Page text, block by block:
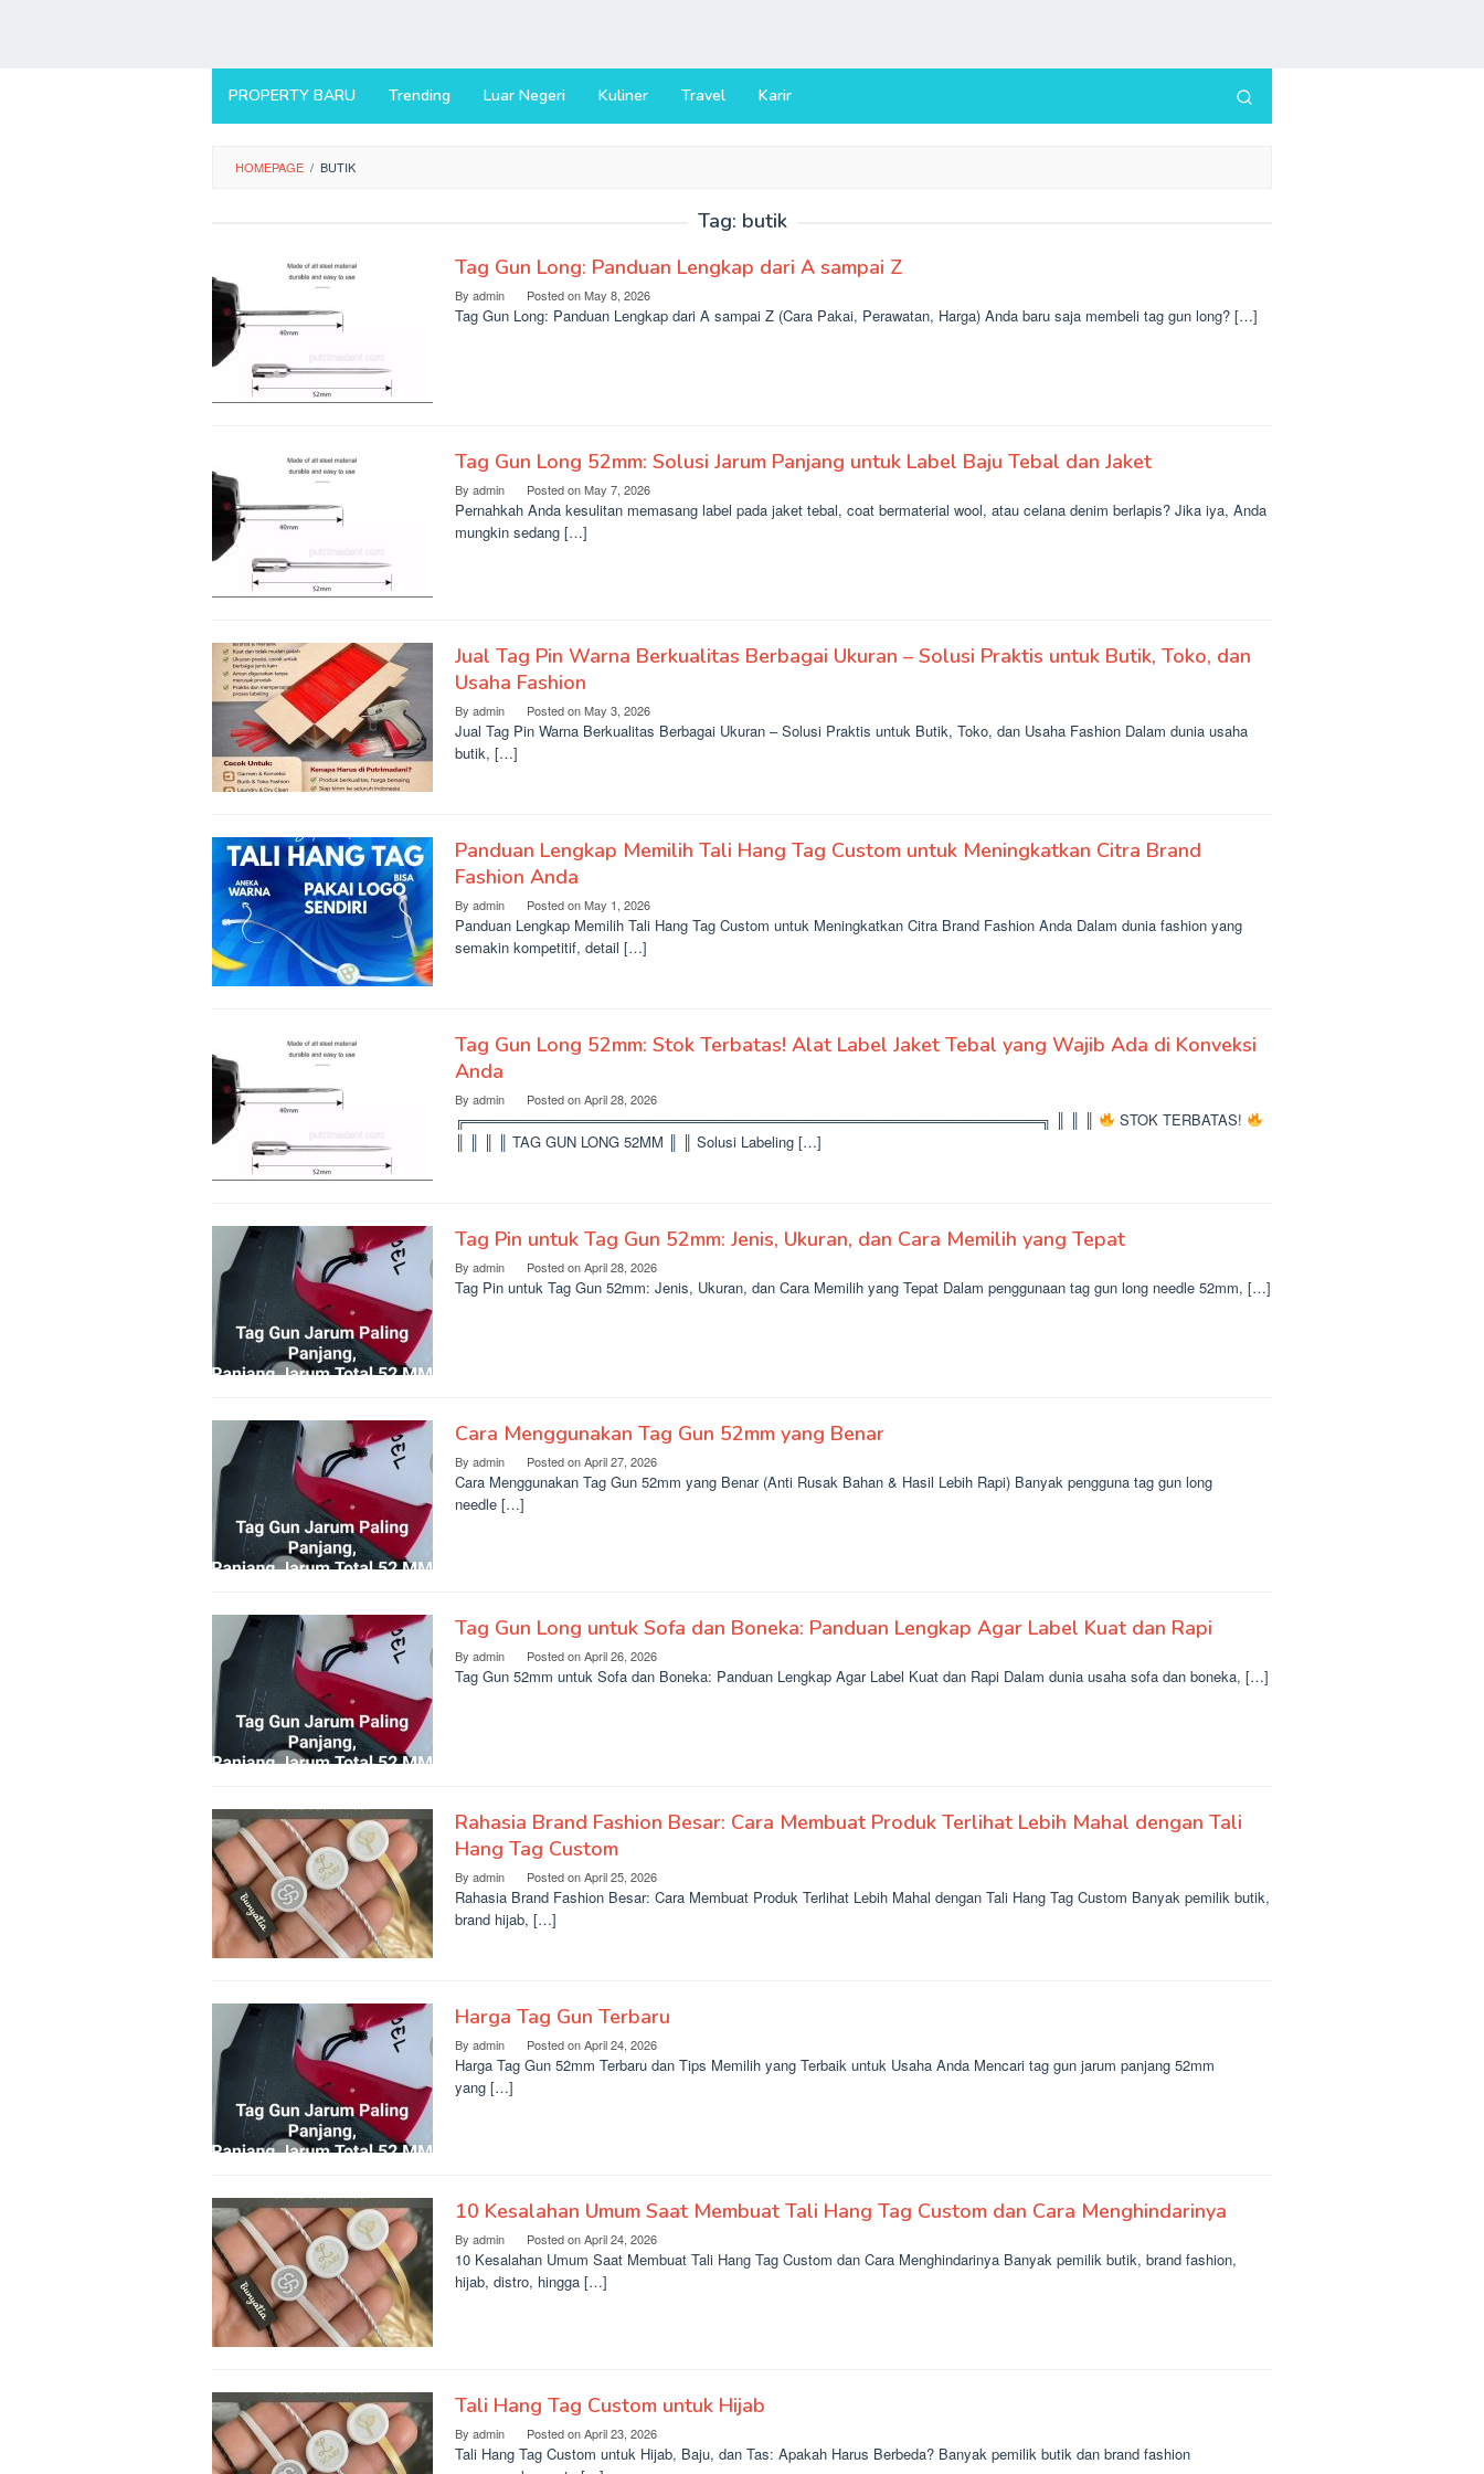
PROPERTY BARU Trending Luar Negeri Kuliner Travel Karir
HOMEPAGE / BUTIK
Tag: butik
Tag Gun Long: Panduan Lengkap dari A sampai Z
By admin Posted onMay 8, 2026
Tag Gun Long: Panduan Lengkap dari A sampai Z (Cara Pakai, Perawatan, Harga) Anda baru saja membeli tag gun long? […]
Tag Gun Long 52mm: Solusi Jarum Panjang untuk Label Baju Tebal dan Jaket
By admin Posted onMay 7, 2026
Pernahkah Anda kesulitan memasang label pada jaket tebal, coat bermaterial wool, atau celana denim berlapis? Jika iya, Anda
mungkin sedang […]
Jual Tag Pin Warna Berkualitas Berbagai Ukuran – Solusi Praktis untuk Butik, Toko, dan
Usaha Fashion
By admin Posted onMay 3, 2026
Jual Tag Pin Warna Berkualitas Berbagai Ukuran – Solusi Praktis untuk Butik, Toko, dan Usaha Fashion Dalam dunia usaha
butik, […]
Panduan Lengkap Memilih Tali Hang Tag Custom untuk Meningkatkan Citra Brand
Fashion Anda
By admin Posted onMay 1, 2026
Panduan Lengkap Memilih Tali Hang Tag Custom untuk Meningkatkan Citra Brand Fashion Anda Dalam dunia fashion yang
semakin kompetitif, detail […]
Tag Gun Long 52mm: Stok Terbatas! Alat Label Jaket Tebal yang Wajib Ada di Konveksi
Anda
By admin Posted onApril 28, 2026
╔══════════════════════════════════════════════════════════╗ ║ ║ ║
STOK TERBATAS!
║ ║ ║ ║ TAG GUN LONG 52MM ║ ║ Solusi Labeling […]
Tag Pin untuk Tag Gun 52mm: Jenis, Ukuran, dan Cara Memilih yang Tepat
By admin Posted onApril 28, 2026
Tag Pin untuk Tag Gun 52mm: Jenis, Ukuran, dan Cara Memilih yang Tepat Dalam penggunaan tag gun long needle 52mm, […]
Cara Menggunakan Tag Gun 52mm yang Benar
By admin Posted onApril 27, 2026
Cara Menggunakan Tag Gun 52mm yang Benar (Anti Rusak Bahan & Hasil Lebih Rapi) Banyak pengguna tag gun long
needle […]
Tag Gun Long untuk Sofa dan Boneka: Panduan Lengkap Agar Label Kuat dan Rapi
By admin Posted onApril 26, 2026
Tag Gun 52mm untuk Sofa dan Boneka: Panduan Lengkap Agar Label Kuat dan Rapi Dalam dunia usaha sofa dan boneka, […]
Rahasia Brand Fashion Besar: Cara Membuat Produk Terlihat Lebih Mahal dengan Tali
Hang Tag Custom
By admin Posted onApril 25, 2026
Rahasia Brand Fashion Besar: Cara Membuat Produk Terlihat Lebih Mahal dengan Tali Hang Tag Custom Banyak pemilik butik,
brand hijab, […]
Harga Tag Gun Terbaru
By admin Posted onApril 24, 2026
Harga Tag Gun 52mm Terbaru dan Tips Memilih yang Terbaik untuk Usaha Anda Mencari tag gun jarum panjang 52mm
yang […]
10 Kesalahan Umum Saat Membuat Tali Hang Tag Custom dan Cara Menghindarinya
By admin Posted onApril 24, 2026
10 Kesalahan Umum Saat Membuat Tali Hang Tag Custom dan Cara Menghindarinya Banyak pemilik butik, brand fashion,
hijab, distro, hingga […]
Tali Hang Tag Custom untuk Hijab
By admin Posted onApril 23, 2026
Tali Hang Tag Custom untuk Hijab, Baju, dan Tas: Apakah Harus Berbeda? Banyak pemilik butik dan brand fashion